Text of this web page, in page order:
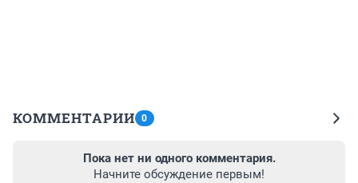
КОММЕНТАРИИ 0
Пока нет ни одного комментария.
Начните обсуждение первым!